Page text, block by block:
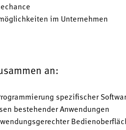
im Unternehmen
an:
spezifischer
bestehender Anwendungen